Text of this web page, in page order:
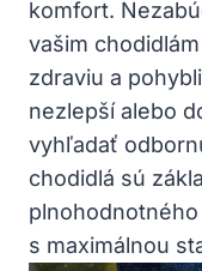
komfort.
vašim
zdraviu a
nezlepší alebo
vyhľadať
chodidlá sú
s maximálnou